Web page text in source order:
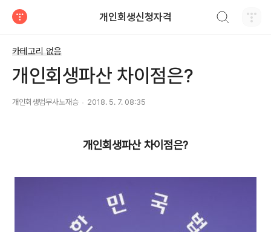
개인회생신청자격
카테고리 없음
개인회생파산 차이점은?
개인회생법무사노재승 2018. 5. 7. 08:35
개인회생파산 차이점은?